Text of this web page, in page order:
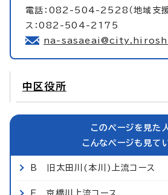
電話：082-504-2528（地域支
ス：082-504-2175
na-
中区役所
このページを見た
こんなページも見て
B 旧太田川(本川)上流コース
E 京橋川上流コース